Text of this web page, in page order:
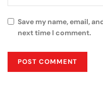
Save my name, email,
next time I comment.